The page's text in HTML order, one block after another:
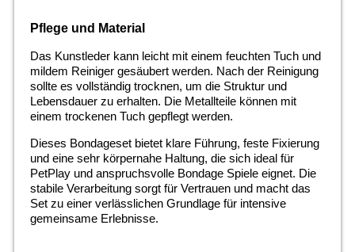
Pflege und Material
Das Kunstleder kann leicht mit einem feuchten Tuch und
mildem Reiniger gesäubert werden. Nach der Reinigung
sollte es vollständig trocknen, um die Struktur und
Lebensdauer zu erhalten. Die Metallteile können mit
einem trockenen Tuch gepflegt werden.
Dieses Bondageset bietet klare Führung, feste Fixierung
und eine sehr körpernahe Haltung, die sich ideal für
PetPlay und anspruchsvolle Bondage Spiele eignet. Die
stabile Verarbeitung sorgt für Vertrauen und macht das
Set zu einer verlässlichen Grundlage für intensive
gemeinsame Erlebnisse.